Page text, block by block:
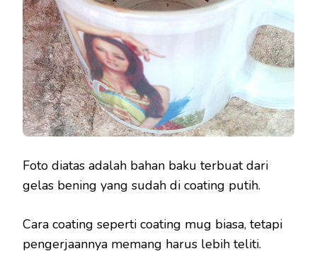
Foto diatas adalah bahan baku terbuat dari
gelas bening yang sudah di coating putih.
Cara coating seperti coating mug biasa, tetapi
pengerjaannya memang harus lebih teliti.